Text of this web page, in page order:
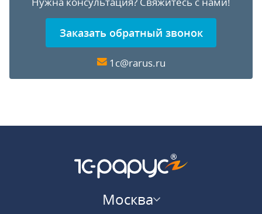
Заказать обратный звонок
1c@rarus.ru
Москва